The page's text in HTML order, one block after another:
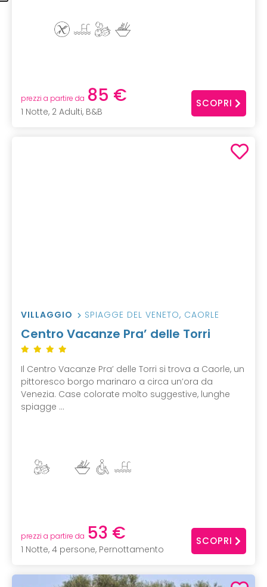
prezzi a partire da 85 €
1 Notte, 2 Adulti, B&B
SCOPRI
VILLAGGIO SPIAGGE DEL VENETO, CAORLE
Centro Vacanze Pra’ delle Torri
Il Centro Vacanze Pra’ delle Torri si trova a Caorle, un
pittoresco borgo marinaro a circa un’ora da
Venezia. Case colorate molto suggestive, lunghe
spiagge ...
prezzi a partire da 53 €
1 Notte, 4 persone, Pernottamento
SCOPRI